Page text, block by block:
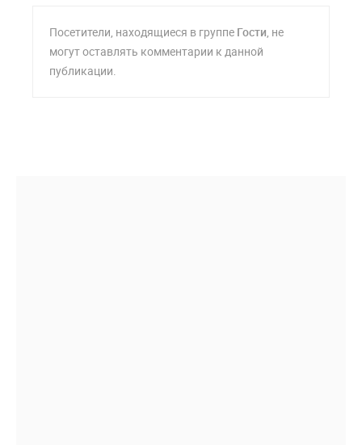
Посетители, находящиеся в группе Гости, не
могут оставлять комментарии к данной
публикации.